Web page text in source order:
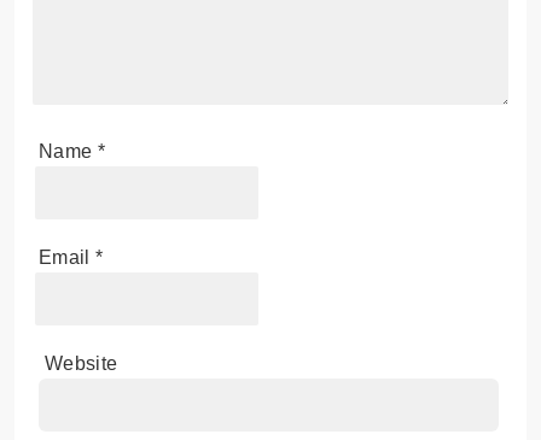
Name *
Email *
Website